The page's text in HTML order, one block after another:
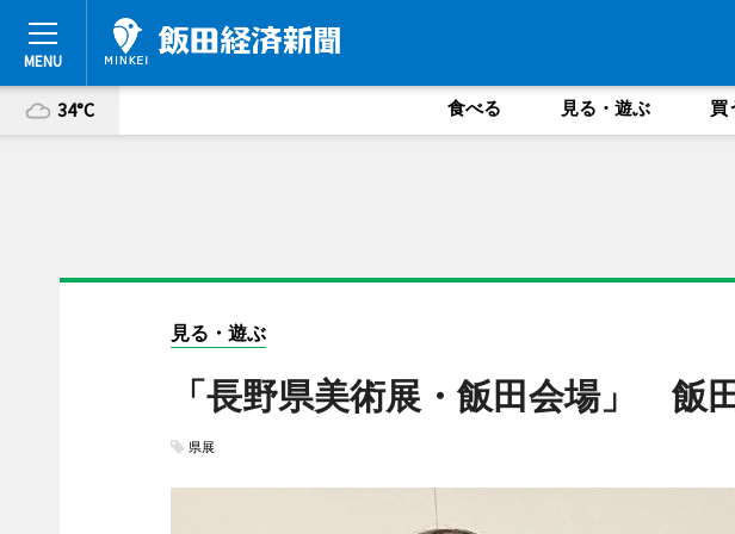
34°C 食べる 見る・遊ぶ 買
見る・遊ぶ
「長野県美術展・飯田会場」 飯
県展